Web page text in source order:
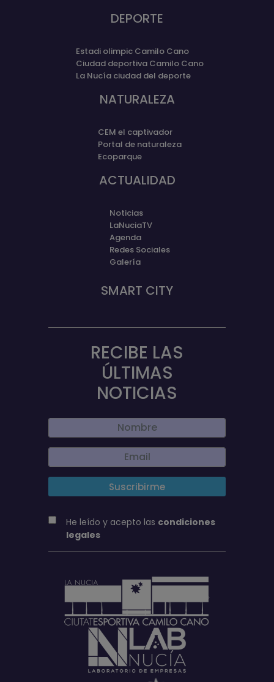
DEPORTE
Estadi olimpic Camilo Cano
Ciudad deportiva Camilo Cano
La Nucía ciudad del deporte
NATURALEZA
CEM el captivador
Portal de naturaleza
Ecoparque
ACTUALIDAD
Noticias
LaNuciaTV
Agenda
Redes Sociales
Galería
SMART CITY
RECIBE LAS
ÚLTIMAS
NOTICIAS
He leído y acepto las condiciones
legales